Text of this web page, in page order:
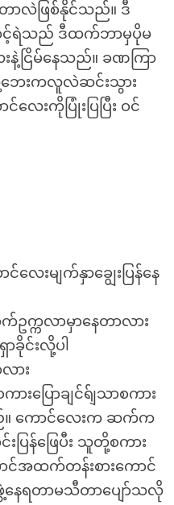
တာလဲဖြစ်နိုင်သည်။ ဒီ
င့်ရဲသည် ဒီထက်ဘာမှပိုမ
ငြိမ်နေသည်။ ခဏကြာ
ဘေးကလူလဲဆင်းသွား
ေးကိုပြုံးပြပြီး ဝင်
ေးမျက်နှာချွေးပြန်နေ
ဥက္ကလာမှာနေတာလား
ခိုင်းလို့ပါ
ား
ပြောချင်ရ်ျသာစကား
ည်။ ကောင်လေးက ဆက်က
းပြန်ဖြေပီး သူတို့စကား
အထက်တန်းစားကောင်
ဖွဲ့နေရတာမသီတာပျော်သလို